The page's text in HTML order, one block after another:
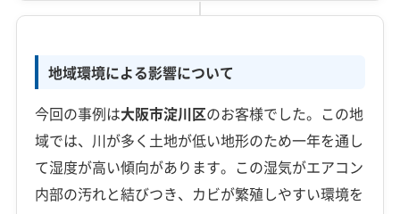
地域環境による影響について
今回の事例は大阪市淀川区のお客様でした。この地
域では、川が多く土地が低い地形のため一年を通し
て湿度が高い傾向があります。この湿気がエアコン
内部の汚れと結びつき、カビが繁殖しやすい環境を